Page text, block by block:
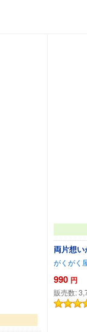
両片想
がくがく
990 円
販売数: